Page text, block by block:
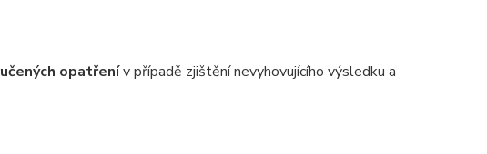
opatřenív případě zjištění nevyhovujícího výsledku a